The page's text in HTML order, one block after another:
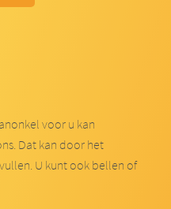
voor u kan
Dat kan door het
U kunt ook bellen of